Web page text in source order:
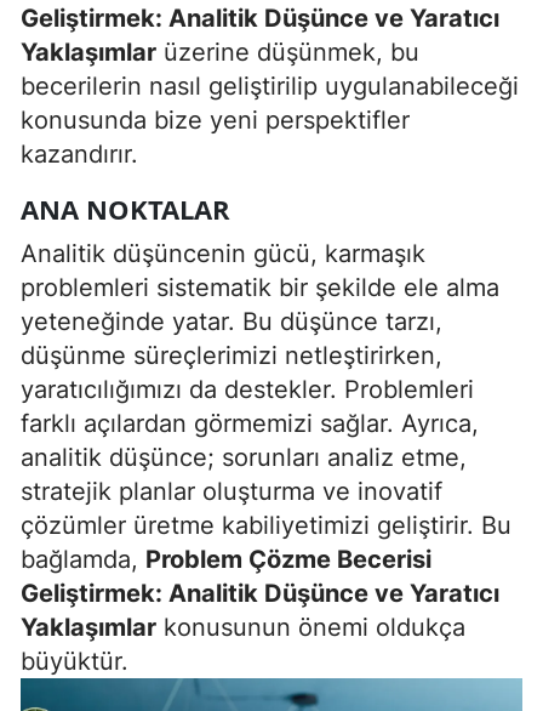
Giresun
Gümüşhane
Hakkari
Mersin
İstanbul
İzmir
Kars
Kastamonu
Kayseri
Kırklareli
Kırşehir
Geliştirmek: Analitik Düşünce ve Yaratıcı
Yaklaşımlar üzerine düşünmek, bu
becerilerin nasıl geliştirilip uygulanabileceği
konusunda bize yeni perspektifler
kazandırır.
ANA NOKTALAR
Analitik düşüncenin gücü, karmaşık
problemleri sistematik bir şekilde ele alma
yeteneğinde yatar. Bu düşünce tarzı,
düşünme süreçlerimizi netleştirirken,
yaratıcılığımızı da destekler. Problemleri
farklı açılardan görmemizi sağlar. Ayrıca,
analitik düşünce; sorunları analiz etme,
stratejik planlar oluşturma ve inovatif
çözümler üretme kabiliyetimizi geliştirir. Bu
bağlamda, Problem Çözme Becerisi
Geliştirmek: Analitik Düşünce ve Yaratıcı
Yaklaşımlar konusunun önemi oldukça
büyüktür.